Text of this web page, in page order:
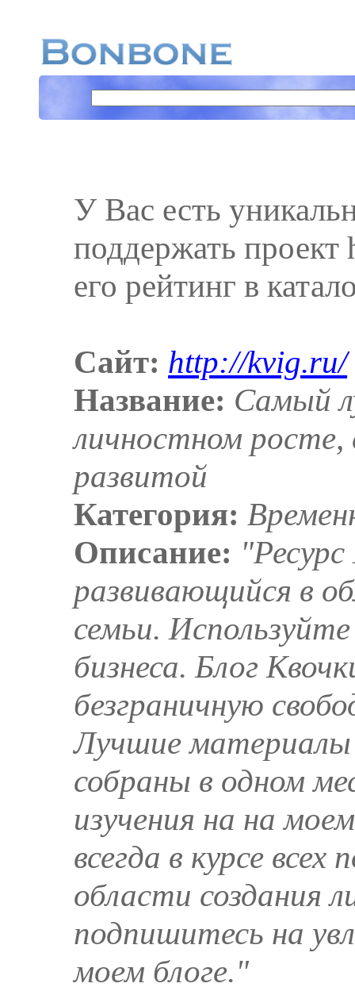
У Вас есть
поддержать
его рейтинг в
Сайт: http://kvig.ru/
Название: Самый
личностном росте,
развитой
Категория:
Описание:
развивающийся в
семьи.
бизнеса. Блог
безграничную
Лучшие материалы
собраны в одном
изучения на на
всегда в курсе всех
области создания
подпишитесь на
моем блоге."